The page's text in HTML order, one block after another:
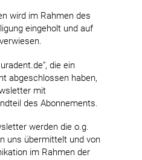
wird im Rahmen des
eingeholt und auf
die ein
abgeschlossen haben,
mit
des Abonnements.
werden die o.g.
uns übermittelt und von
im Rahmen der